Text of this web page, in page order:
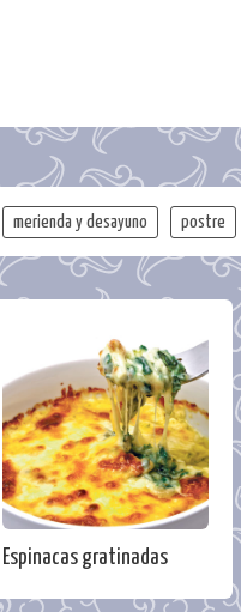
merienda y desayuno postre
Espinacas gratinadas